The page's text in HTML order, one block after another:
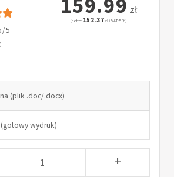
5
zł
(netto: 152.37 zł + VAT: 5%)
(plik .doc/.docx)
wydruk)
+